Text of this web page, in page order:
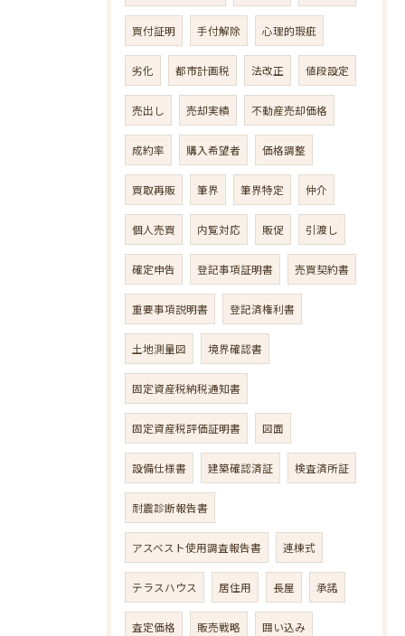
買付証明 手付解除 心理的瑕疵
劣化 都市計画税 法改正 値段設定
売出し 売却実績 不動産売却価格
成約率 購入希望者 価格調整
買取再販 筆界 筆界特定 仲介
個人売買 内覧対応 販促 引渡し
確定申告 登記事項証明書 売買契約書
重要事項説明書 登記済権利書
土地測量図 境界確認書
固定資産税納税通知書
固定資産税評価証明書 図面
設備仕様書 建築確認済証 検査済所証
耐震診断報告書
アスベスト使用調査報告書 連棟式
テラスハウス 居住用 長屋 承諾
査定価格 販売戦略 囲い込み